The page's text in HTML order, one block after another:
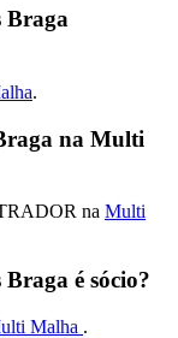
Braga
.
na Multi
na Multi
é sócio?
Malha .